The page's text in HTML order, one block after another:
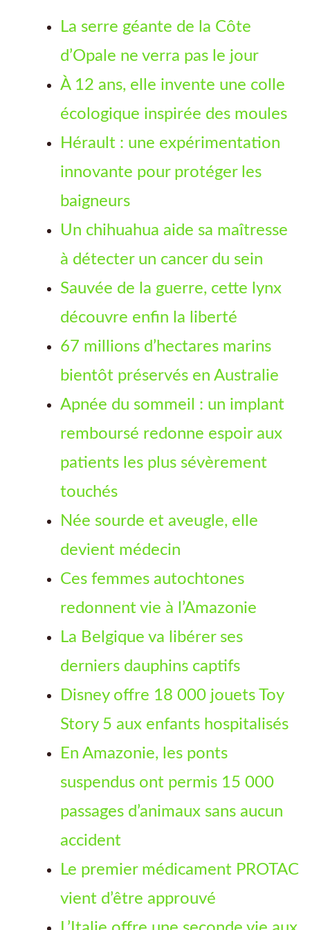
La serre géante de la Côte
d’Opale ne verra pas le jour
À 12 ans, elle invente une colle
écologique inspirée des moules
Hérault : une expérimentation
innovante pour protéger les
baigneurs
Un chihuahua aide sa maîtresse
à détecter un cancer du sein
Sauvée de la guerre, cette lynx
découvre enfin la liberté
67 millions d’hectares marins
bientôt préservés en Australie
Apnée du sommeil : un implant
remboursé redonne espoir aux
patients les plus sévèrement
touchés
Née sourde et aveugle, elle
devient médecin
Ces femmes autochtones
redonnent vie à l’Amazonie
La Belgique va libérer ses
derniers dauphins captifs
Disney offre 18 000 jouets Toy
Story 5 aux enfants hospitalisés
En Amazonie, les ponts
suspendus ont permis 15 000
passages d’animaux sans aucun
accident
Le premier médicament PROTAC
vient d’être approuvé